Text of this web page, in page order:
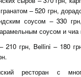
– 520 грн,
соусом – 330
соусом и чиа
210 грн, Bellini – 180
ресторан с